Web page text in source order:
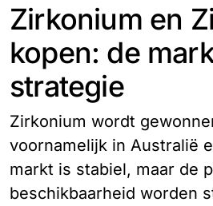
Zirkonium en
kopen: de
strategie
Zirkonium wordt
voornamelijk in Australië
markt is stabiel, maar de
beschikbaarheid worden